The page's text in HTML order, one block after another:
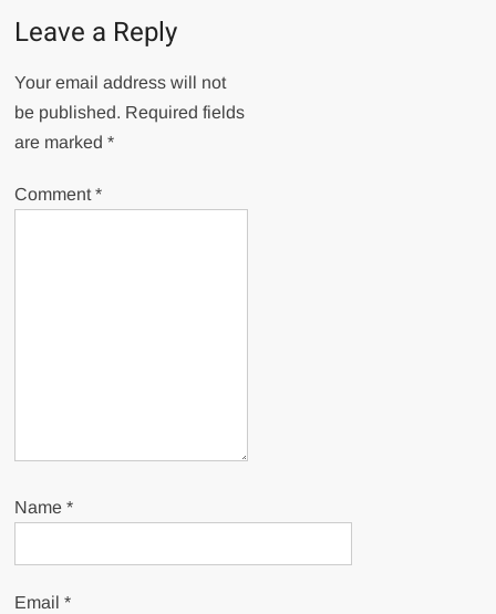
Leave a Reply
Your email address will not
be published. Required fields
are marked*
Comment*
Name*
Email*